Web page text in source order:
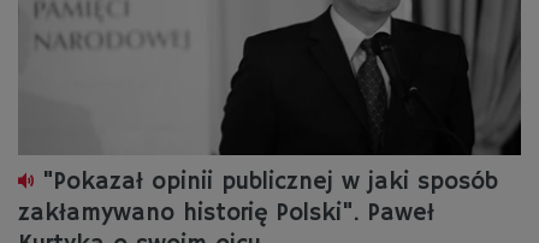
"Pokazał opinii publicznej w jaki sposób
zakłamywano historię Polski". Paweł